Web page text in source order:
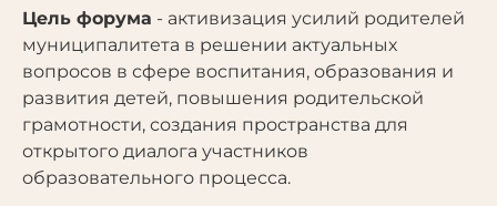
Цель форума - активизация усилий родителей
муниципалитета в решении актуальных
вопросов в сфере воспитания, образования и
развития детей, повышения родительской
грамотности, создания пространства для
открытого диалога участников
образовательного процесса.